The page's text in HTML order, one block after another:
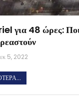
για 48 ώρες:
5, 2022